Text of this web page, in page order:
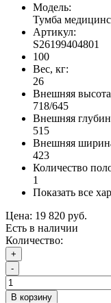
Модель:
Тумба
Артикул:
S26199404801
100
Вес, кг:
26
Внешняя
718/645
Внешняя
515
Внешняя
423
Количество
1
Показать все
Цена: 19 820 руб.
Есть в наличии
Количество:
+
-
В корзину